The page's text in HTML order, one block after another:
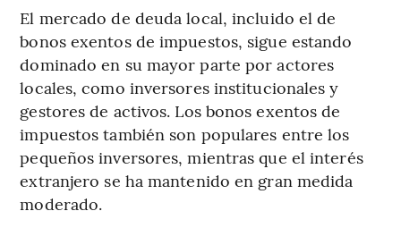
El mercado de deuda local, incluido el de
bonos exentos de impuestos, sigue estando
dominado en su mayor parte por actores
locales, como inversores institucionales y
gestores de activos. Los bonos exentos de
impuestos también son populares entre los
pequeños inversores, mientras que el interés
extranjero se ha mantenido en gran medida
moderado.